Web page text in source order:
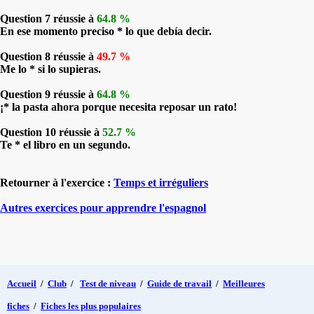
Question 7 réussie à 64.8 %
En ese momento preciso * lo que debía decir.
Question 8 réussie à 49.7 %
Me lo * si lo supieras.
Question 9 réussie à 64.8 %
¡* la pasta ahora porque necesita reposar un rato!
Question 10 réussie à 52.7 %
Te * el libro en un segundo.
Retourner à l'exercice : Temps et irréguliers
Autres exercices pour apprendre l'espagnol
Accueil / Club / Test de niveau / Guide de travail / Meilleures
fiches / Fiches les plus populaires